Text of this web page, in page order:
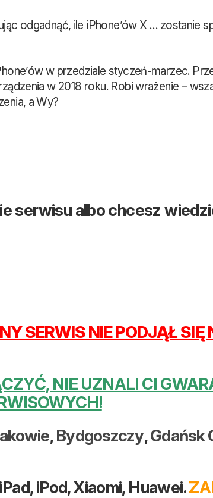
odgadnąć, ile iPhone’ów X … zostanie
w przedziale styczeń-marzec.
w 2018 roku. Robi wrażenie –
a Wy?
serwisu albo chcesz
SERWIS NIE PODJĄŁ
NIE UZNALI CI
,Bydgoszczy,Gdańsk
iPod, Xiaomi, Huawei.